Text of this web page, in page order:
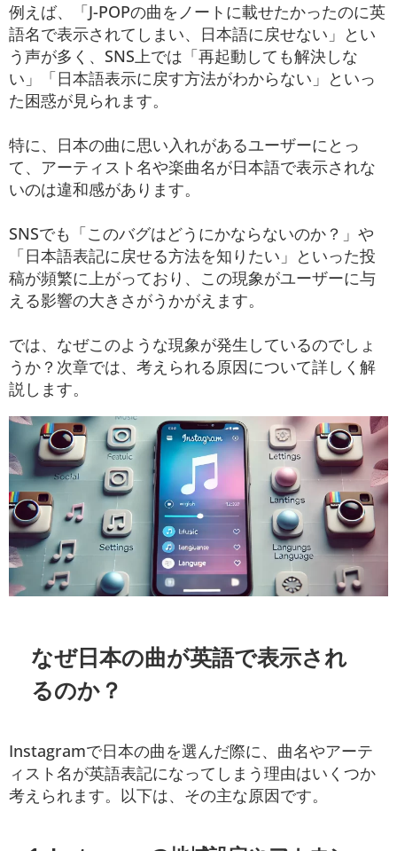
例えば、「J-POPの曲をノートに載せたかったのに英
語名で表示されてしまい、日本語に戻せない」とい
う声が多く、SNS上では「再起動しても解決しな
い」「日本語表示に戻す方法がわからない」といっ
た困惑が見られます。
特に、日本の曲に思い入れがあるユーザーにとっ
て、アーティスト名や楽曲名が日本語で表示されな
いのは違和感があります。
SNSでも「このバグはどうにかならないのか？」や
「日本語表記に戻せる方法を知りたい」といった投
稿が頻繁に上がっており、この現象がユーザーに与
える影響の大きさがうかがえます。
では、なぜこのような現象が発生しているのでしょ
うか？次章では、考えられる原因について詳しく解
説します。
なぜ日本の曲が英語で表示され
るのか？
Instagramで日本の曲を選んだ際に、曲名やアーテ
ィスト名が英語表記になってしまう理由はいくつか
考えられます。以下は、その主な原因です。